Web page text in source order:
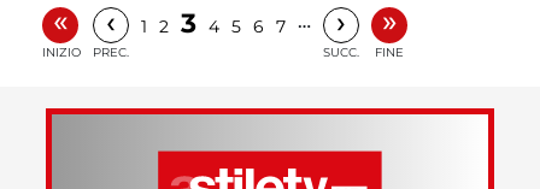
«
INIZIO
‹
PREC.
1 2 3 4 5 6 7 … ›
SUCC.
»
FINE